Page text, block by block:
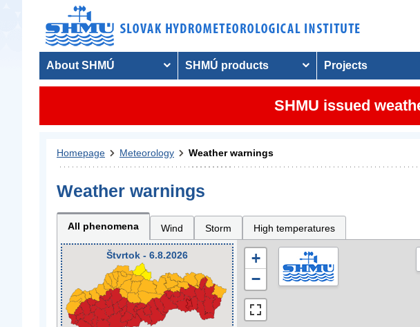
About SHMÚ SHMÚ products Projects
SHMU issued
Homepage Meteorology Weather warnings
Weather warnings
All phenomena Wind Storm High temperatures
Štvrtok - 6.8.2026
+
−